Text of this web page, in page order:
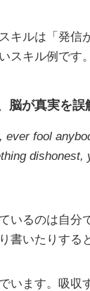
キルは「発信
スキル例です。
脳が真実を誤
ever fool
いるのは自分
書いたりする
います。吸収